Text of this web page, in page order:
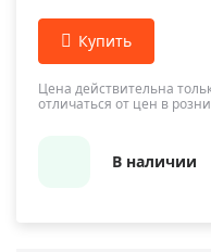
Цена действительна
отличаться от цен в
В наличии